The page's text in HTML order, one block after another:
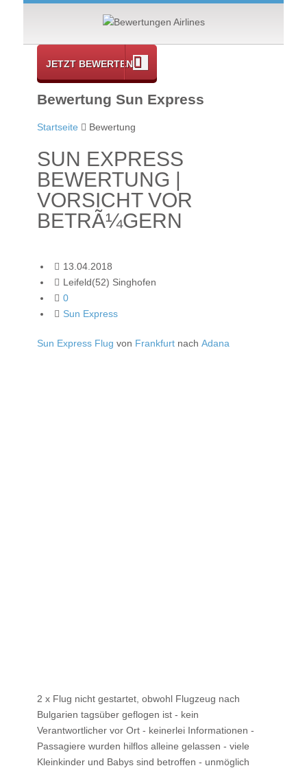
JETZT BEWERTEN
Bewertung Sun Express
Startseite Bewertung
SUN EXPRESS
BEWERTUNG |
VORSICHT VOR
BETRÃ¼GERN
13.04.2018
Leifeld(52) Singhofen
0
Sun Express
Sun Express Flug von Frankfurt nach Adana
2 x Flug nicht gestartet, obwohl Flugzeug nach
Bulgarien tagsüber geflogen ist - kein
Verantwortlicher vor Ort - keinerlei Informationen -
Passagiere wurden hilflos alleine gelassen - viele
Kleinkinder und Babys sind betroffen - unmöglich